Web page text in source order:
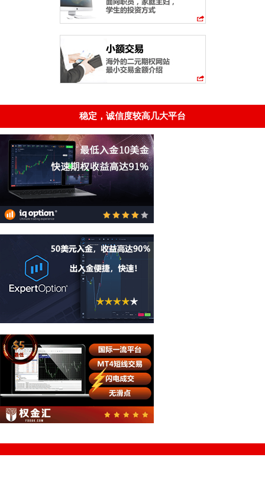
稳定，诚信度较高几大平台